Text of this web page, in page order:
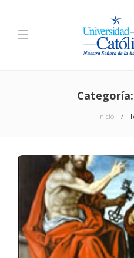
Categoría:
Inicio